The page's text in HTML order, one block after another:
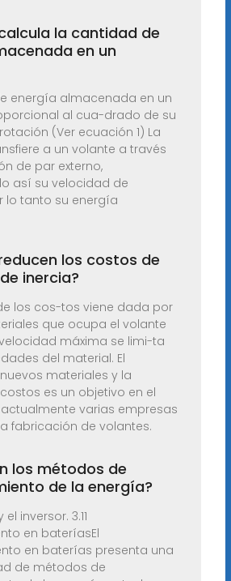
la cantidad de
en un
energía almacenada en un
al cua-drado de su
(Ver ecuación 1) La
a un volante a través
de par externo,
así su velocidad de
lo tanto su energía
los costos de
inercia?
los cos-tos viene dada por
que ocupa el volante
máxima se limi-ta
del material. El
materiales y la
es un objetivo en el
varias empresas
fabricación de volantes.
los métodos de
de la energía?
inversor. 3.11
en bateríasEl
en baterías presenta una
de métodos de